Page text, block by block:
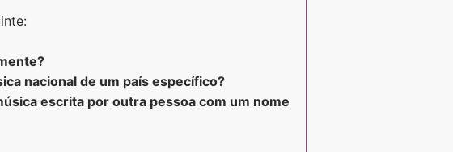
nacional de um país específico?
escrita por outra pessoa com um nome